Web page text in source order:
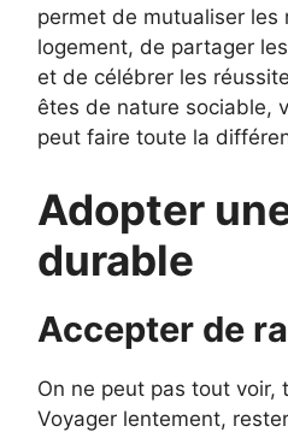
permet de mutualiser les
logement, de partager
et de célébrer les
êtes de nature sociable,
peut faire toute la
Adopter
durable
Accepter de
On ne peut pas tout voir,
Voyager lentement,